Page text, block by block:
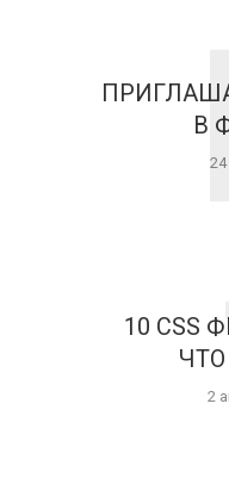
В
10 CSS
2